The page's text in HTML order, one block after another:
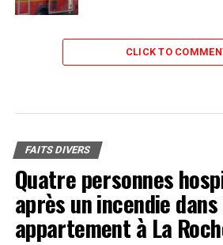
CLICK TO
FAITS DIVERS
Quatre personnes
après un incendie
appartement à La